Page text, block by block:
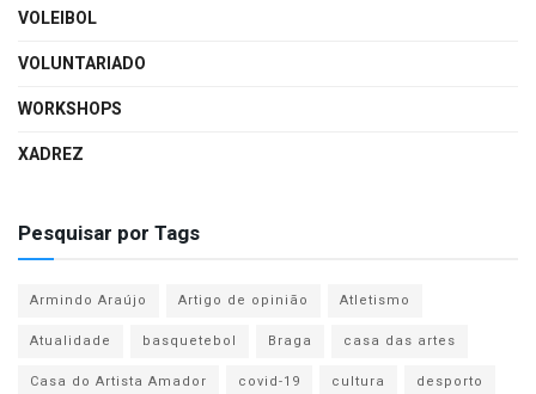
VOLEIBOL
VOLUNTARIADO
WORKSHOPS
XADREZ
Pesquisar por Tags
Armindo Araújo Artigo de opinião
Atletismo
Atualidade
basquetebol Braga
casa das artes
Casa do Artista Amador
covid-19 cultura
desporto